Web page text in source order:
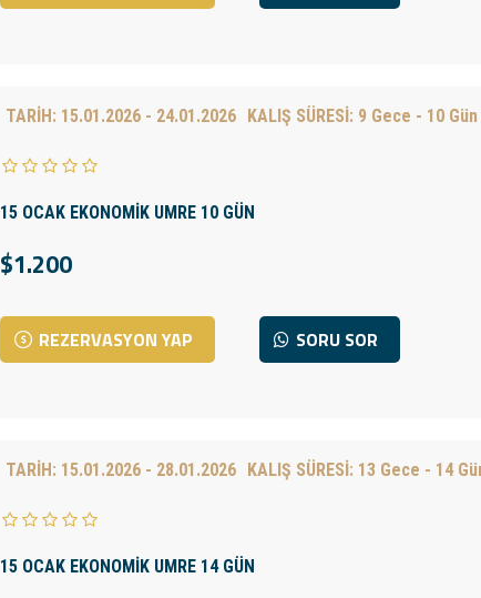
TARİH: 15.01.2026 - 24.01.2026 KALIŞ SÜRESİ: 9 Gece - 10 Gün
15 OCAK EKONOMİK UMRE 10 GÜN
$1.200
REZERVASYON YAP SORU SOR
TARİH: 15.01.2026 - 28.01.2026 KALIŞ SÜRESİ: 13 Gece - 14
15 OCAK EKONOMİK UMRE 14 GÜN